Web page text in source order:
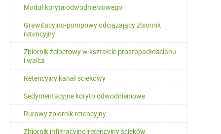
Moduł koryta odwodnieniowego
Grawitacyjno-pompowy odciążający zbiornik
retencyjny
Zbiornik żelbetowy w kształcie prostopadłościanu
i walca
Retencyjny kanał ściekowy
Sedymentacyjne koryto odwodnieniowe
Rurowy zbiornik retencyjny
Zbiornik infiltracyjno-retencyjny ścieków